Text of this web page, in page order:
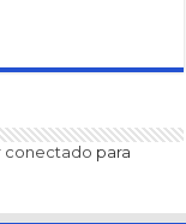
conectado para